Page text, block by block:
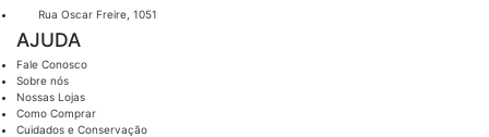
Rua Oscar Freire, 1051
AJUDA
Fale Conosco
Sobre nós
Nossas Lojas
Como Comprar
Cuidados e Conservação